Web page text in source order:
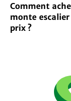
Comment
monte
prix ?